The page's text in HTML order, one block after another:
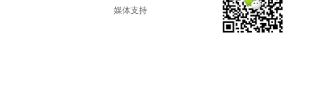
媒体支持